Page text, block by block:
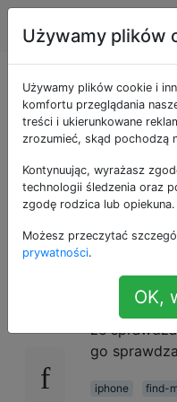
Apple
Czy mój
używam
Znajdź
Jeśli użyję
że
go
iphone find-
Używamy plików
Używamy plików cookie i
komfortu przeglądania
treści i ukierunkowane
zrozumieć, skąd pochodzą
Kontynuując, wyrażasz
technologii śledzenia oraz
zgodę rodzica lub opiekuna.
Możesz przeczytać
prywatności.
OK,